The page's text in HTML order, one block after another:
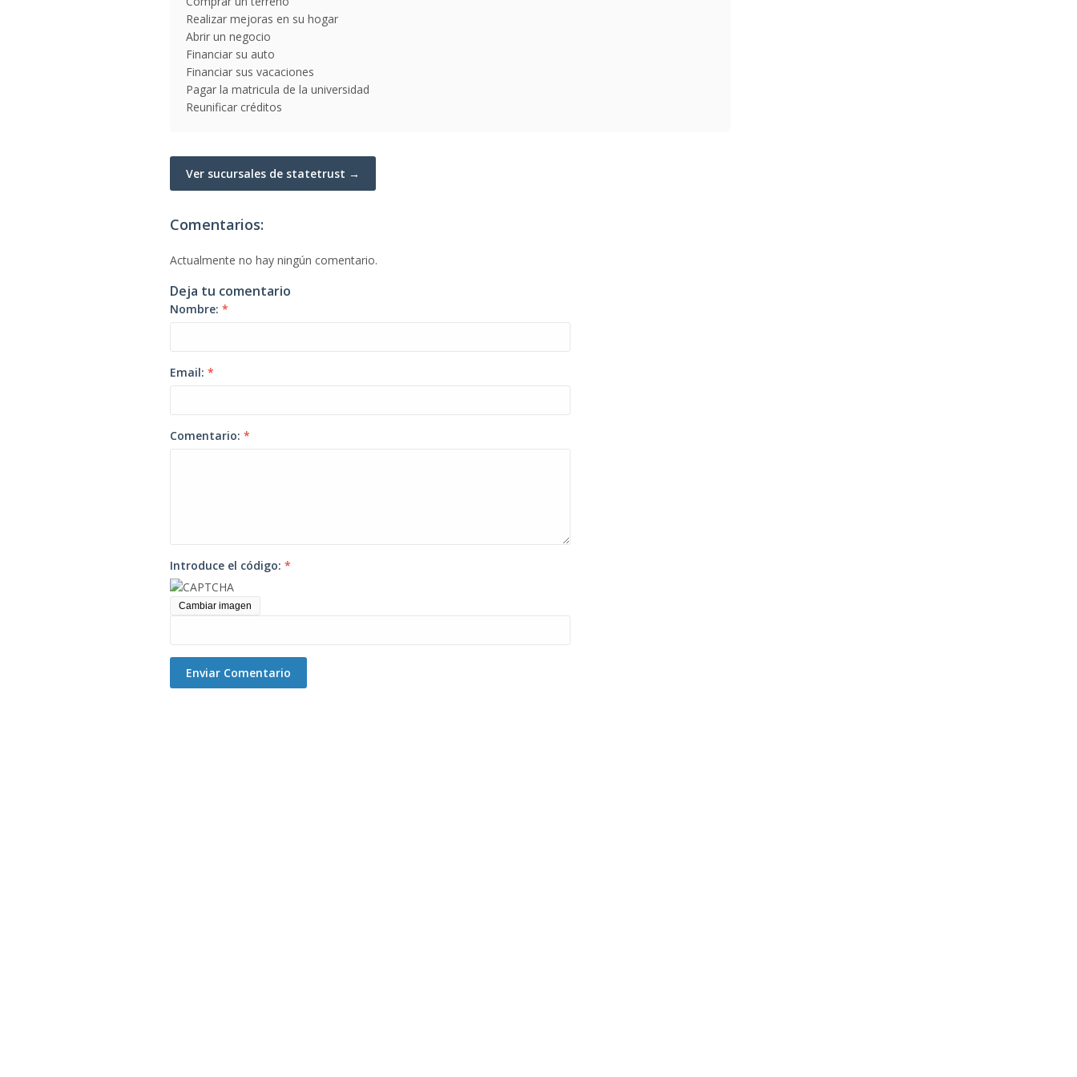
Realizar mejoras en su hogar
Abrir un negocio
Financiar su auto
Financiar sus vacaciones
Pagar la matricula de la universidad
Reunificar créditos
Ver sucursales de statetrust →
Comentarios:
Actualmente no hay ningún comentario.
Deja tu comentario
Nombre: *
Email: *
Comentario: *
Introduce el código: *
Cambiar imagen
Enviar Comentario